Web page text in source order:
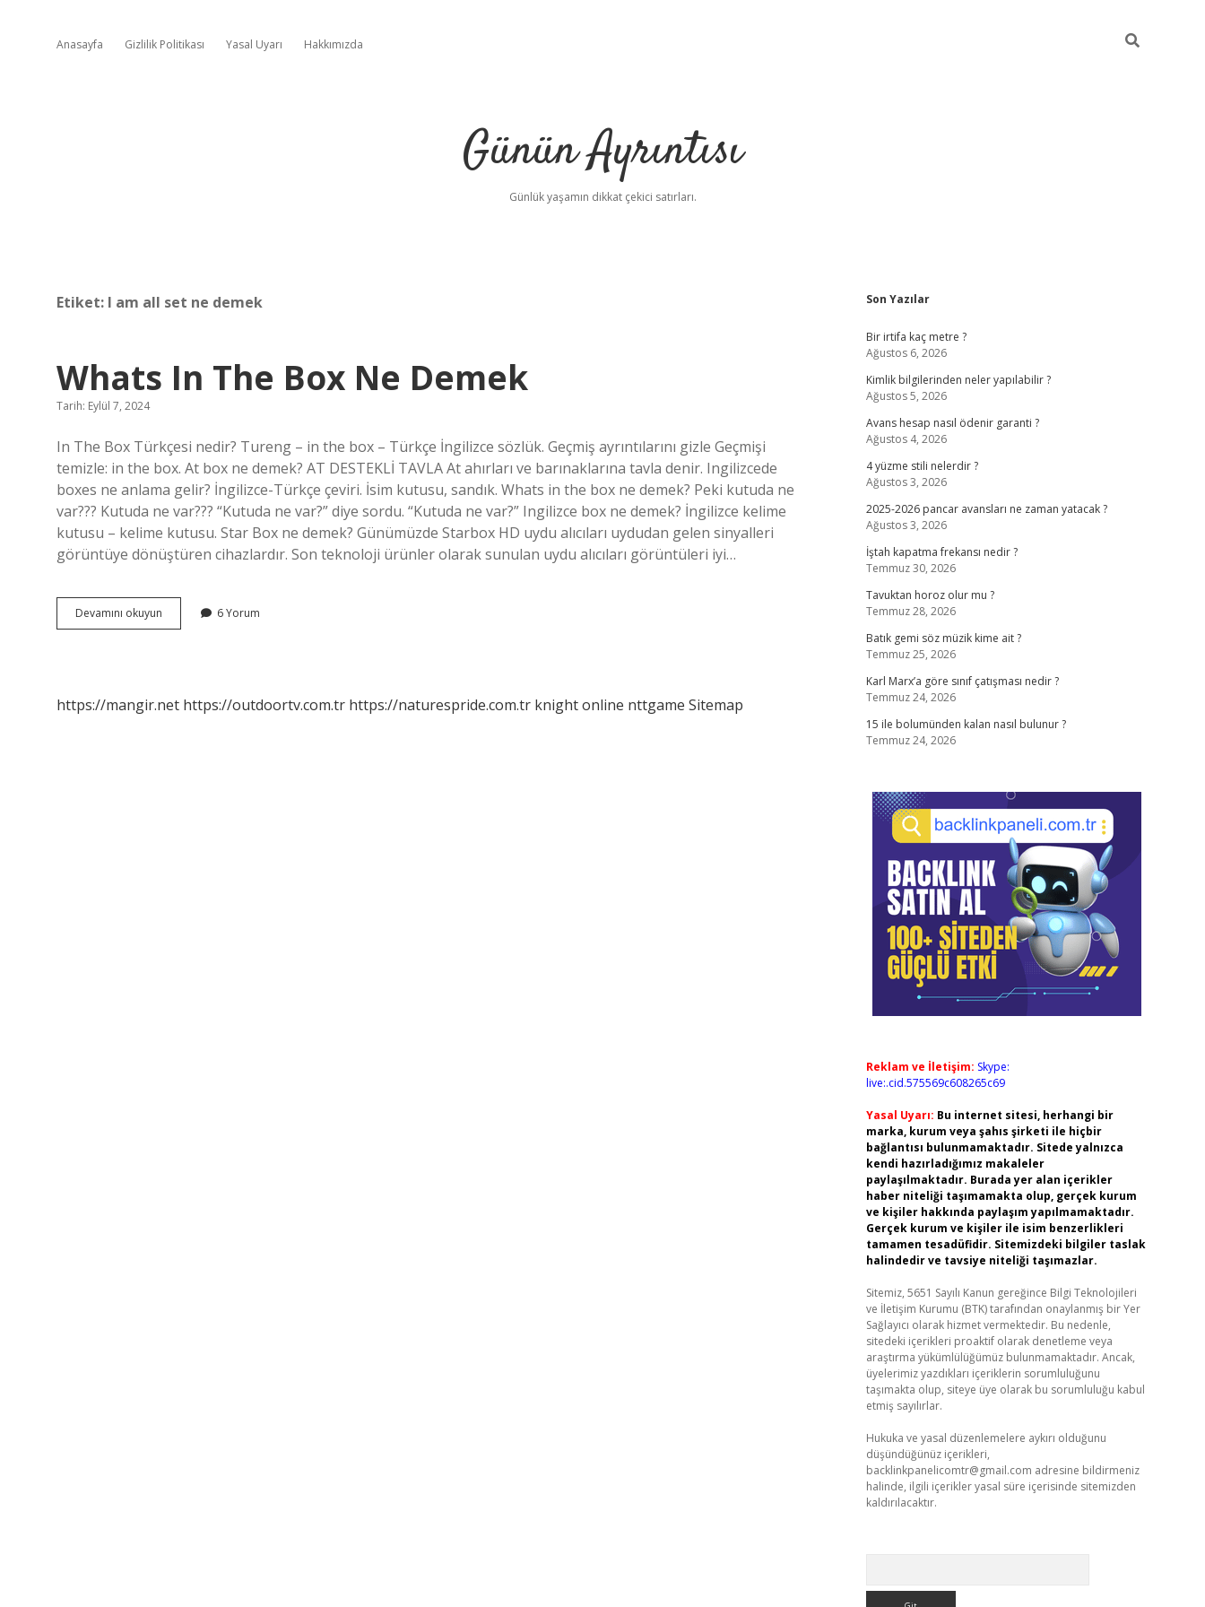
Anasayfa Gizlilik Politikası Yasal Uyarı Hakkımızda
Günün Ayrıntısı
Günlük yaşamın dikkat çekici satırları.
Etiket: I am all set ne demek
Whats In The Box Ne Demek
Tarih: Eylül 7, 2024
In The Box Türkçesi nedir? Tureng – in the box – Türkçe İngilizce sözlük. Geçmiş ayrıntılarını gizle Geçmişi
temizle: in the box. At box ne demek? AT DESTEKLİ TAVLA At ahırları ve barınaklarına tavla denir. Ingilizcede
boxes ne anlama gelir? İngilizce-Türkçe çeviri. İsim kutusu, sandık. Whats in the box ne demek? Peki kutuda ne
var??? Kutuda ne var??? “Kutuda ne var?” diye sordu. “Kutuda ne var?” Ingilizce box ne demek? İngilizce kelime
kutusu – kelime kutusu. Star Box ne demek? Günümüzde Starbox HD uydu alıcıları uydudan gelen sinyalleri
görüntüye dönüştüren cihazlardır. Son teknoloji ürünler olarak sunulan uydu alıcıları görüntüleri iyi…
Devamını okuyun
In
6 Yorum
https://mangir.net https://outdoortv.com.tr https://naturespride.com.tr knight online nttgame Sitemap
Sidebar
Son Yazılar
Bir irtifa kaç metre ?
Ağustos 6, 2026
Kimlik bilgilerinden neler yapılabilir ?
Ağustos 5, 2026
Avans hesap nasıl ödenir garanti ?
Ağustos 4, 2026
4 yüzme stili nelerdir ?
Ağustos 3, 2026
2025-2026 pancar avansları ne zaman yatacak ?
Ağustos 3, 2026
İştah kapatma frekansı nedir ?
Temmuz 30, 2026
Tavuktan horoz olur mu ?
Temmuz 28, 2026
Batık gemi söz müzik kime ait ?
Temmuz 25, 2026
Karl Marx’a göre sınıf çatışması nedir ?
Temmuz 24, 2026
15 ile bolumünden kalan nasıl bulunur ?
Temmuz 24, 2026
Reklam ve İletişim: Skype:
live:.cid.575569c608265c69
Yasal Uyarı: Bu internet sitesi, herhangi bir
marka, kurum veya şahıs şirketi ile hiçbir
bağlantısı bulunmamaktadır. Sitede yalnızca
kendi hazırladığımız makaleler
paylaşılmaktadır. Burada yer alan içerikler
haber niteliği taşımamakta olup, gerçek kurum
ve kişiler hakkında paylaşım yapılmamaktadır.
Gerçek kurum ve kişiler ile isim benzerlikleri
tamamen tesadüfidir. Sitemizdeki bilgiler taslak
halindedir ve tavsiye niteliği taşımazlar.
Sitemiz, 5651 Sayılı Kanun gereğince Bilgi Teknolojileri
ve İletişim Kurumu (BTK) tarafından onaylanmış bir Yer
Sağlayıcı olarak hizmet vermektedir. Bu nedenle,
sitedeki içerikleri proaktif olarak denetleme veya
araştırma yükümlülüğümüz bulunmamaktadır. Ancak,
üyelerimiz yazdıkları içeriklerin sorumluluğunu
taşımakta olup, siteye üye olarak bu sorumluluğu kabul
etmiş sayılırlar.
Hukuka ve yasal düzenlemelere aykırı olduğunu
düşündüğünüz içerikleri,
backlinkpanelicomtr@gmail.com adresine bildirmeniz
halinde, ilgili içerikler yasal süre içerisinde sitemizden
kaldırılacaktır.